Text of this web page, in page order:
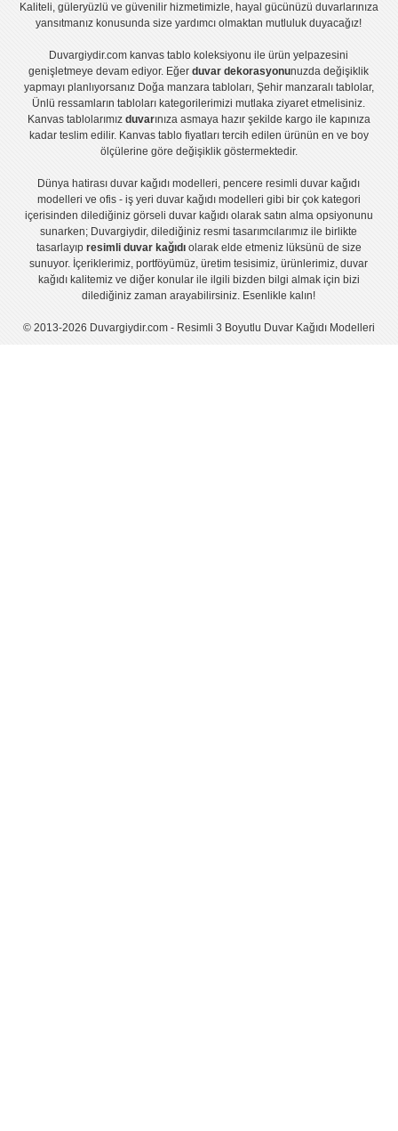
Kaliteli, güleryüzlü ve güvenilir hizmetimizle, hayal gücünüzü duvarlarınıza
yansıtmanız konusunda size yardımcı olmaktan mutluluk duyacağız!
Duvargiydir.com kanvas tablo koleksiyonu ile ürün yelpazesini
genişletmeye devam ediyor. Eğerduvar dekorasyonunuzda değişiklik
yapmayı planlıyorsanız Doğa manzara tabloları, Şehir manzaralı tablolar,
Ünlü ressamların tabloları kategorilerimizi mutlaka ziyaret etmelisiniz.
Kanvas tablolarımız duvarınıza asmaya hazır şekilde kargo ile kapınıza
kadar teslim edilir. Kanvas tablo fiyatlarıtercih edilen ürünün en ve boy
ölçülerine göre değişiklik göstermektedir.
Dünya hatirası duvar kağıdı modelleri,pencere resimli duvar kağıdı
modelleri ve ofis - iş yeri duvar kağıdı modelleri gibi bir çok kategori
içerisinden dilediğiniz görseli duvar kağıdı olarak satın alma opsiyonunu
sunarken; Duvargiydir, dilediğiniz resmi tasarımcılarımız ile birlikte
tasarlayıp resimli duvar kağıdıolarak elde etmeniz lüksünü de size
sunuyor. İçeriklerimiz, portföyümüz, üretim tesisimiz, ürünlerimiz, duvar
kağıdı kalitemiz ve diğer konular ile ilgili bizden bilgi almak için bizi
dilediğiniz zaman arayabilirsiniz. Esenlikle kalın!
© 2013-2026 Duvargiydir.com - Resimli 3 Boyutlu Duvar Kağıdı Modelleri